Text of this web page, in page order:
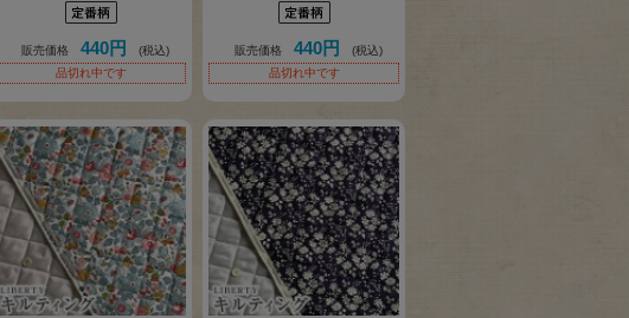
販売価格 440円
(税込)
品切れ中です
販売価格 440円
(税込)
品切れ中です